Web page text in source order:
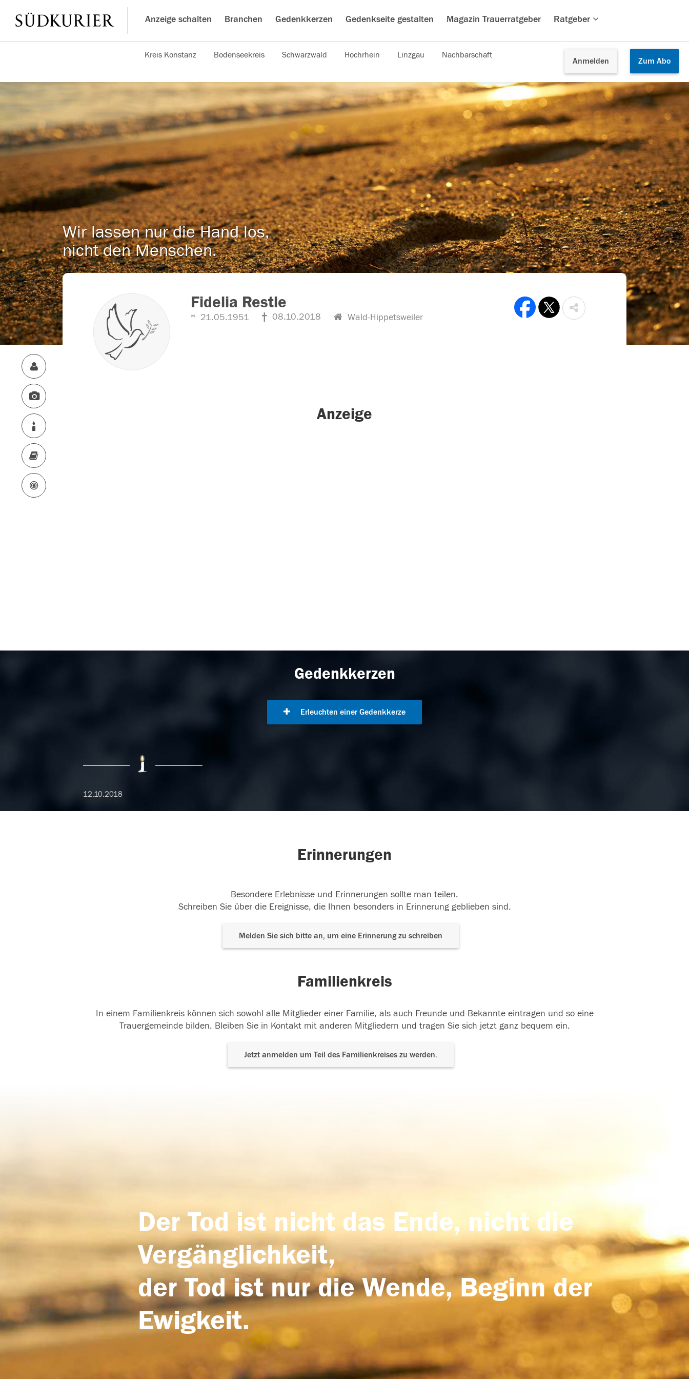
Anzeige schalten Branchen Gedenkkerzen Gedenkseite gestalten Magazin Trauerratgeber Ratgeber
Anmelden Zum Abo
Kreis Konstanz Bodenseekreis Schwarzwald Hochrhein Linzgau Nachbarschaft
Wir lassen nur die Hand los,
nicht den Menschen.
Fidelia Restle
21.05.1951 08.10.2018 Wald-Hippetsweiler
Anzeige
Gedenkkerzen
Erleuchten einer Gedenkkerze
12.10.2018
Erinnerungen
Besondere Erlebnisse und Erinnerungen sollte man teilen.
Schreiben Sie über die Ereignisse, die Ihnen besonders in Erinnerung geblieben sind.
Melden Sie sich bitte an, um eine Erinnerung zu schreiben
Familienkreis
In einem Familienkreis können sich sowohl alle Mitglieder einer Familie, als auch Freunde und Bekannte eintragen und so eine
Trauergemeinde bilden. Bleiben Sie in Kontakt mit anderen Mitgliedern und tragen Sie sich jetzt ganz bequem ein.
Jetzt anmelden um Teil des Familienkreises zu werden.
Der Tod ist nicht das Ende, nicht die
Vergänglichkeit,
der Tod ist nur die Wende, Beginn der
Ewigkeit.